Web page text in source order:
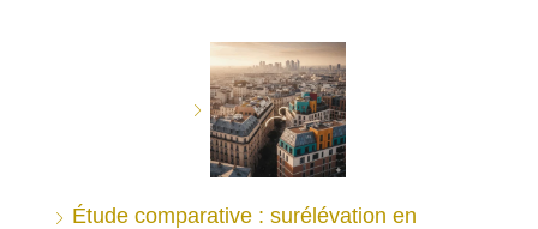
Étude comparative : surélévation en